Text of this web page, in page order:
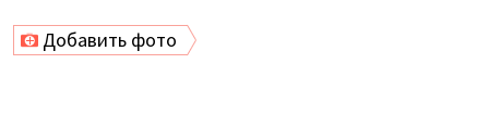
Добавить фото